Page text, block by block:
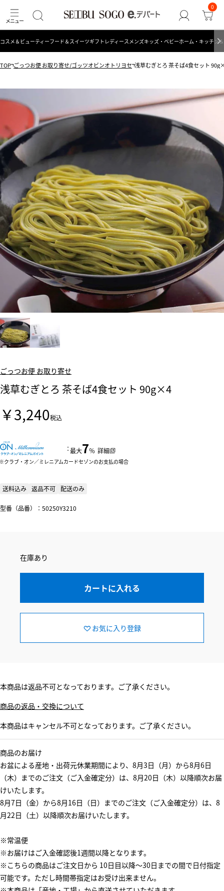
0
コスメ＆ビューティーフード＆スイーツギフト レディース メンズキッズ・ベビーホーム・キッチン
TOP ごっつお便 お取り寄せ/ゴッツオビンオトリヨセ 浅草むぎとろ 茶そば4食セット
ごっつお便 お取り寄せ
浅草むぎとろ 茶そば4食セット 90g×4
￥3,240税込
：最大7％ 詳細
クラブ・オン／ミレニアムカードセゾンのお支払の場合
送料込み 返品不可 配送のみ
型番（品番）：50250Y3210
在庫あり
カートに入れる
お気に入り登録
本商品は返品不可となっております。ご了承ください。
商品の返品・交換について
本商品はキャンセル不可となっております。ご了承ください。
商品のお届け
お盆による産地・出荷元休業期間により、8月3日（月）から8月6日
（木）までのご注文（ご入金確定分）は、8月20日（木）以降順次お届
けいたします。
8月7日（金）から8月16日（日）までのご注文（ご入金確定分）は、8
月22日（土）以降順次お届けいたします。
※常温便
※お届けはご入金確認後1週間以降となります。
※こちらの商品はご注文日から 10日目以降～30日までの間で日付指定
可能です。ただし時間帯指定はお受け出来ません。